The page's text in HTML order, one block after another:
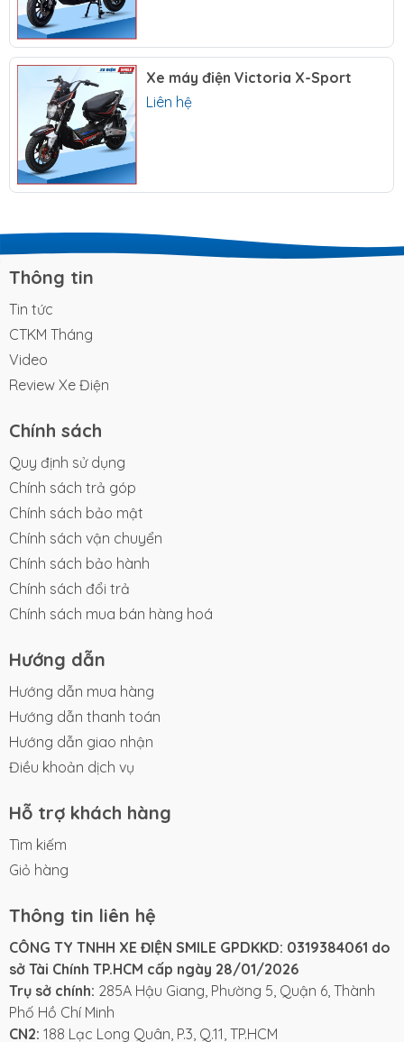
nghiệm trong lĩnh vực nghiên cứu, phát triển và sản
xuất xe máy điện, Yadea đã khẳng định vị trí số 1
toàn cầu về doanh số bán xe điện hai bánh trong 8
năm liên tiếp từ 2017 đến 2024.
Yadea nổi bật với sứ mệnh
điện hóa cuộc sống của bạn, tập trung đổi mới công
nghệ tiên tiến và cung cấp các giải pháp di chuyển
xanh, thân thiện với môi trường. Thương hiệu có mặt
tại hơn 100 quốc gia và khu vực với mạng lưới
dùng trên toàn thế giới.
Tại Việt Nam, Yadea đã xây dựng nhà máy sản xuất
thị trường nhờ các dòng sản phẩm xe máy điện chất
lượng cao, thiết kế hiện đại và trang bị công nghệ
đột phá như ắc quy Graphene, động cơ GTR tiên tiến,
cùng các tính năng thông minh hỗ trợ người dùng.
nghiệm vận hành tiện lợi, an toàn và bền bỉ cho
bền vững với hệ sinh thái di chuyển xanh.
Nhờ cam kết chất lượng và dịch vụ đi kèm, Yadea là
sự lựa chọn tin cậy của nhiều khách hàng trên toàn
cầu và tại Việt Nam, trở thành biểu tượng xe điện
hiện đại, tiết kiệm và thân thiện môi trường.
Dây chuyển sản xuất xe điện tại nhà máy Yadea, tỉnh
Đặc điểm nổi bật của
Yadea Xmen NEO
Thiết kế thể thao, cá tính
Xe máy điện Yadea Xmen Neo
cách thể thao, cá tính rất phù hợp với giới trẻ năng
và an toàn khi di chuyển. Màu sắc đa dạng, trẻ trung
giúp người dùng dễ dàng thể hiện cá tính riêng.
Động cơ mạnh mẽ, vận
hành vượt trội
Xe máy điện Victoria X-Sport
Liên hệ
Thông tin
Tin tức
CTKM Tháng
Video
Review Xe Điện
Chính sách
Quy định sử dụng
Chính sách trả góp
Chính sách bảo mật
Chính sách vận chuyển
Chính sách bảo hành
Chính sách đổi trả
Chính sách mua bán hàng hoá
Hướng dẫn
Hướng dẫn mua hàng
Hướng dẫn thanh toán
Hướng dẫn giao nhận
Điều khoản dịch vụ
Hỗ trợ khách hàng
Tìm kiếm
Giỏ hàng
Thông tin liên hệ
CÔNG TY TNHH XE ĐIỆN SMILE GPDKKD: 0319384061 do
sở Tài Chính TP.HCM cấp ngày 28/01/2026
Trụ sở chính: 285A Hậu Giang, Phường 5, Quận 6, Thành
Phố Hồ Chí Minh
CN2: 188 Lạc Long Quân, P.3, Q.11, TP.HCM